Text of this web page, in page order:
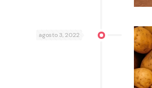
agosto 3, 2022